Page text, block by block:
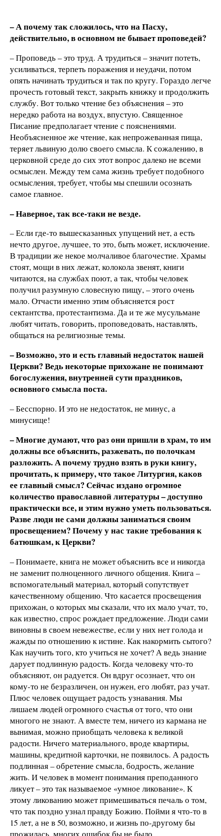
– А почему так сложилось, что на Пасху,
действительно, в основном не бывает проповедей?
– Проповедь – это труд. А трудиться – значит потеть,
усиливаться, терпеть поражения и неудачи, потом
опять начинать трудиться и так по кругу. Гораздо легче
прочесть готовый текст, закрыть книжку и продолжить
службу. Вот только чтение без объяснения – это
нередко работа на воздух, впустую. Священное
Писание предполагает чтение с пояснениями.
Необъясненное же чтение, как непрожеванная пища,
теряет львиную долю своего смысла. К сожалению, в
церковной среде до сих этот вопрос далеко не всеми
осмыслен. Между тем сама жизнь требует подобного
осмысления, требует, чтобы мы спешили осознать
самое главное.
– Наверное, так все-таки не везде.
– Если где-то вышесказанных упущений нет, а есть
нечто другое, лучшее, то это, быть может, исключение.
В традиции же некое молчаливое благочестие. Храмы
стоят, мощи в них лежат, колокола звенят, книги
читаются, на службах поют, а так, чтобы человек
получил разумную словесную пищу, – этого очень
мало. Отчасти именно этим объясняется рост
сектантства, протестантизма. Да и те же мусульмане
любят читать, говорить, проповедовать, наставлять,
общаться на религиозные темы.
– Возможно, это и есть главный недостаток нашей
Церкви? Ведь некоторые прихожане не понимают
богослужения, внутренней сути праздников,
основного смысла поста.
– Бесспорно. И это не недостаток, не минус, а
минусище!
– Многие думают, что раз они пришли в храм, то им
должны все объяснить, разжевать, по полочкам
разложить. А почему трудно взять в руки книгу,
прочитать, к примеру, что такое Литургия, каков
ее главный смысл? Сейчас издано огромное
количество православной литературы – доступно
практически все, и этим нужно уметь пользоваться.
Разве люди не сами должны заниматься своим
просвещением? Почему у нас такие требования к
батюшкам, к Церкви?
– Понимаете, книга не может объяснить все и никогда
не заменит полноценного личного общения. Книга –
вспомогательный материал, который сопутствует
качественному общению. Что касается просвещения
прихожан, о которых мы сказали, что их мало учат, то,
как известно, спрос рождает предложение. Люди сами
виновны в своем невежестве, если у них нет голода и
жажды по отношению к истине. Как накормить сытого?
Как научить того, кто учиться не хочет? А ведь знание
дарует подлинную радость. Когда человеку что-то
объясняют, он радуется. Он вдруг осознает, что он
кому-то не безразличен, он нужен, его любят, раз учат.
Плюс человек ощущает радость узнавания. Мы
лишаем людей огромного счастья от того, что они
многого не знают. А вместе тем, ничего из кармана не
вынимая, можно приобщать человека к великой
радости. Ничего материального, вроде квартиры,
машины, кредитной карточки, не появилось. А радость
подлинная – обретение смысла, бодрость, желание
жить. И человек в момент понимания преподанного
ликует – это так называемое «умное ликование». К
этому ликованию может примешиваться печаль о том,
что так поздно узнал правду Божию. Пойми я что-то в
15 лет, а не в 50, возможно, и жизнь по-другому бы
прожилась, многих ошибок бы не было…